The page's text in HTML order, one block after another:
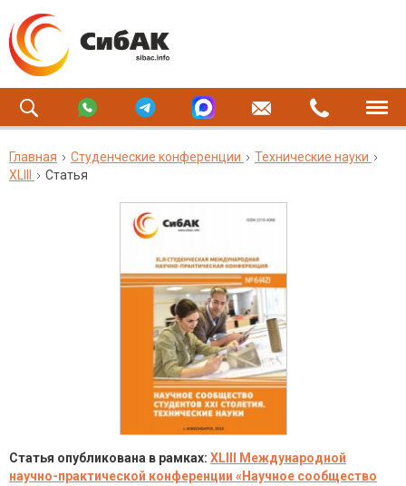
Главная Студенческие конференции
Технические науки
XLIII
Статья
Статья опубликована в рамках: XLIII Международной
научно-практической конференции «Научное сообщество